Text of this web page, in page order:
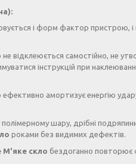
і форм фактор пристрою, і
не відклеюється самостійно, не
інструкцій при
ефективно амортизує енергію
шару, дрібні
роками без видимих дефектів.
М'яке скло бездоганно повторює